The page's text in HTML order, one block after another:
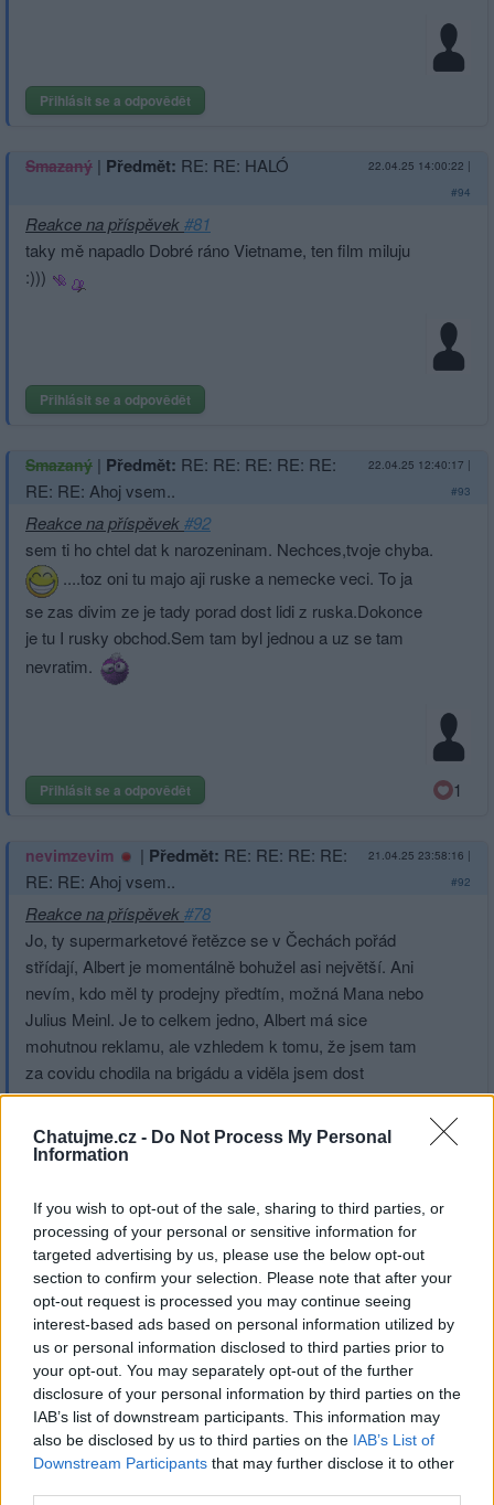
Chatujme.cz - Do Not Process My Personal
Information
If you wish to opt-out of the sale, sharing to third parties, or
processing of your personal or sensitive information for
targeted advertising by us, please use the below opt-out
section to confirm your selection. Please note that after your
opt-out request is processed you may continue seeing
interest-based ads based on personal information utilized by
us or personal information disclosed to third parties prior to
your opt-out. You may separately opt-out of the further
disclosure of your personal information by third parties on the
IAB’s list of downstream participants. This information may
also be disclosed by us to third parties on the IAB’s List of
Downstream Participants that may further disclose it to other
Přihlásit se a odpovědět
Smazaný | Předmět: RE: RE: HALÓ 22.04.25 14:00:22 |
#94
Reakce na příspěvek#81
taky mě napadlo Dobré ráno Vietname, ten film miluju
:)))
Přihlásit se a odpovědět
Smazaný | Předmět: RE: RE: RE: RE: RE:
RE: RE: Ahoj vsem..
22.04.25 12:40:17 |
#93
Reakce na příspěvek#92
sem ti ho chtel dat k narozeninam. Nechces,tvoje chyba.
....toz oni tu majo aji ruske a nemecke veci. To ja
se zas divim ze je tady porad dost lidi z ruska.Dokonce
je tu I rusky obchod.Sem tam byl jednou a uz se tam
nevratim.
Přihlásit se a odpovědět 1
nevimzevim | Předmět: RE: RE: RE: RE:
RE: RE: Ahoj vsem..
21.04.25 23:58:16 |
#92
Reakce na příspěvek#78
Jo, ty supermarketové řetězce se v Čechách pořád
střídají, Albert je momentálně bohužel asi největší. Ani
nevím, kdo měl ty prodejny předtím, možná Mana nebo
Julius Meinl. Je to celkem jedno, Albert má sice
mohutnou reklamu, ale vzhledem k tomu, že jsem tam
za covidu chodila na brigádu a viděla jsem dost
prodejen, tak soudím, že za nějakou dobu to taky zabalí
a prodají, protože až na vyjímky mají mizerný obrat.
Vážně se u vás prodávají konzervy z Polska? To je
pověst ... Ale že cestují přes oceán, tak to je
neuvěřitelné. Ty naše budou nejspíš z Číny, tak čemu se
vlastně divím ...
A notebook? Seš hodnej, ale tady by asi stejně
nefungoval, jiné zásuvky atd.
Počítače jsou kapitola sama pro sebe ... nejradši bych
se bez nich úplně obešla, ale nevím, jestli je to ještě
možné.